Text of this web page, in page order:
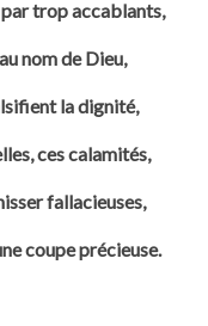
par trop accablants,
nom de Dieu,
la dignité,
ces calamités,
fallacieuses,
coupe précieuse.